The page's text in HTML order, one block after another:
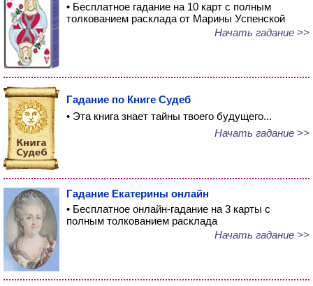
• Бесплатное гадание на 10 карт с полным
толкованием расклада от Марины Успенской
Начать гадание >>
Гадание по Книге Судеб
• Эта книга знает тайны твоего будущего...
Начать гадание >>
Гадание Екатерины онлайн
• Бесплатное онлайн-гадание на 3 карты с
полным толкованием расклада
Начать гадание >>